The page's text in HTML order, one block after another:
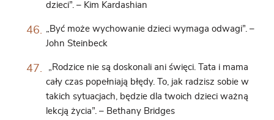
dzieci”. – Kim Kardashian
„Być może wychowanie dzieci wymaga odwagi”. –
John Steinbeck
„Rodzice nie są doskonali ani święci. Tata i mama
cały czas popełniają błędy. To, jak radzisz sobie w
takich sytuacjach, będzie dla twoich dzieci ważną
lekcją życia”. – Bethany Bridges